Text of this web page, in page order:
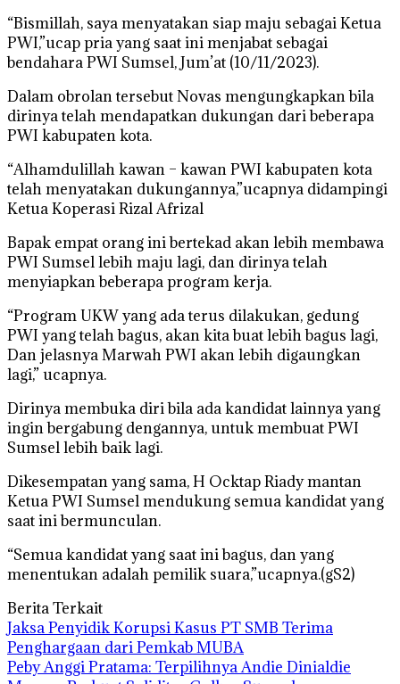
“Bismillah, saya menyatakan siap maju sebagai Ketua
PWI,”ucap pria yang saat ini menjabat sebagai
bendahara PWI Sumsel, Jum’at (10/11/2023).
Dalam obrolan tersebut Novas mengungkapkan bila
dirinya telah mendapatkan dukungan dari beberapa
PWI kabupaten kota.
“Alhamdulillah kawan – kawan PWI kabupaten kota
telah menyatakan dukungannya,”ucapnya didampingi
Ketua Koperasi Rizal Afrizal
Bapak empat orang ini bertekad akan lebih membawa
PWI Sumsel lebih maju lagi, dan dirinya telah
menyiapkan beberapa program kerja.
“Program UKW yang ada terus dilakukan, gedung
PWI yang telah bagus, akan kita buat lebih bagus lagi,
Dan jelasnya Marwah PWI akan lebih digaungkan
lagi,” ucapnya.
Dirinya membuka diri bila ada kandidat lainnya yang
ingin bergabung dengannya, untuk membuat PWI
Sumsel lebih baik lagi.
Dikesempatan yang sama, H Ocktap Riady mantan
Ketua PWI Sumsel mendukung semua kandidat yang
saat ini bermunculan.
“Semua kandidat yang saat ini bagus, dan yang
menentukan adalah pemilik suara,”ucapnya.(gS2)
Berita Terkait
Jaksa Penyidik Korupsi Kasus PT SMB Terima
Penghargaan dari Pemkab MUBA
Peby Anggi Pratama: Terpilihnya Andie Dinialdie